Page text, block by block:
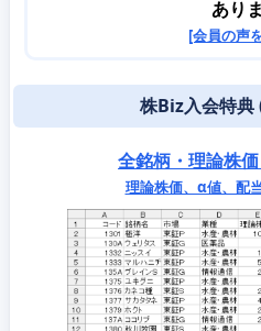
あり
[会員の声
株Biz入会特典
全銘柄・理論株
理論株価、α値、配